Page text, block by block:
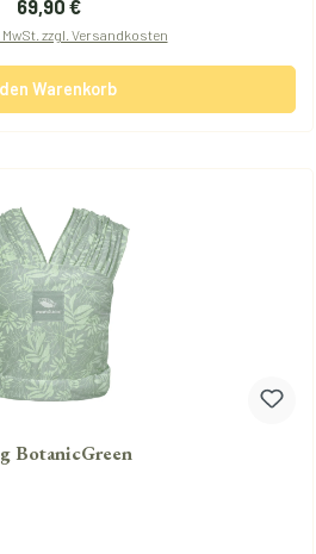
Regulärer Preis:
69,90 €
zzgl. Versandkosten
Warenkorb
BotanicGreen